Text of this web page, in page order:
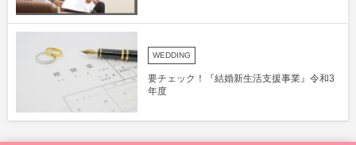
WEDDING
要チェック！『結婚新生活支援事業』令和3
年度